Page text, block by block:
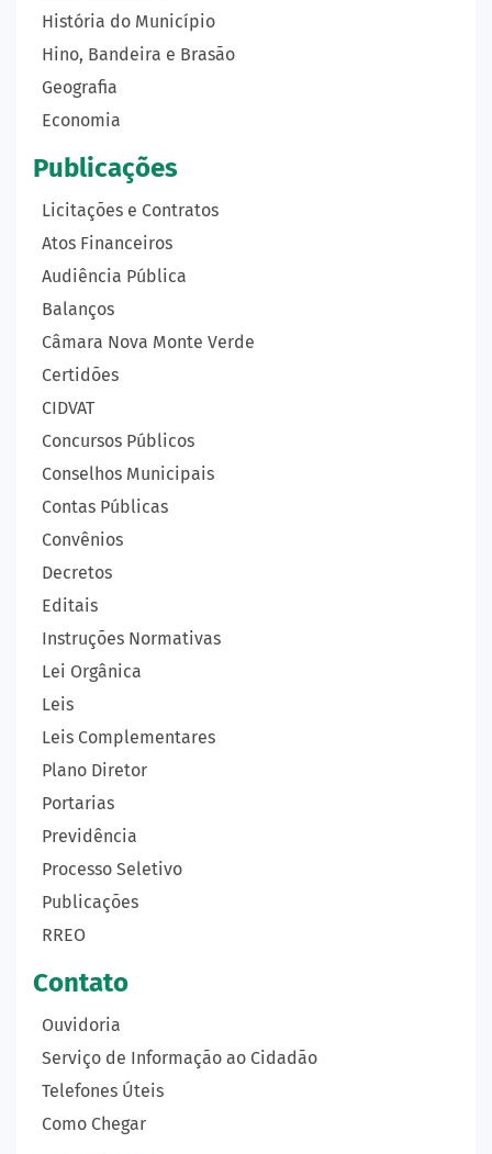
História do Município
Hino, Bandeira e Brasão
Geografia
Economia
Publicações
Licitações e Contratos
Atos Financeiros
Audiência Pública
Balanços
Câmara Nova Monte Verde
Certidões
CIDVAT
Concursos Públicos
Conselhos Municipais
Contas Públicas
Convênios
Decretos
Editais
Instruções Normativas
Lei Orgânica
Leis
Leis Complementares
Plano Diretor
Portarias
Previdência
Processo Seletivo
Publicações
RREO
Contato
Ouvidoria
Serviço de Informação ao Cidadão
Telefones Úteis
Como Chegar